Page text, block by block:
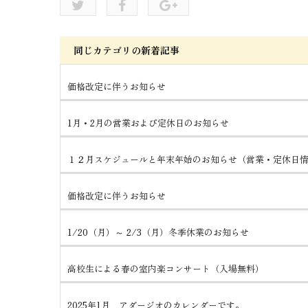
同じカテゴリの新着記事
価格改定に伴うお知らせ
1月・2月の営業および定休日のお知らせ
１２月スケジュールと年末年始のお知らせ（営業・定休日
価格改定に伴うお知らせ
1/20（月）～ 2/3（月）冬季休業のお知らせ
高校生による春の室内楽コンサート（入場無料）
2025年1月 アダージオのカレンダーです。